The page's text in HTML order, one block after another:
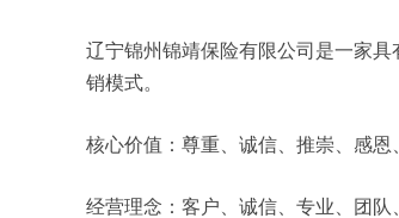
辽宁锦州锦靖保险有限公司是一家
销模式。
核心价值：尊重、诚信、推崇、感恩
经营理念：客户、诚信、专业、团队